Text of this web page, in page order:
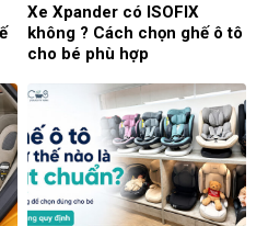
Xe Xpander có ISOFIX
không ? Cách chọn ghế ô tô
cho bé phù hợp